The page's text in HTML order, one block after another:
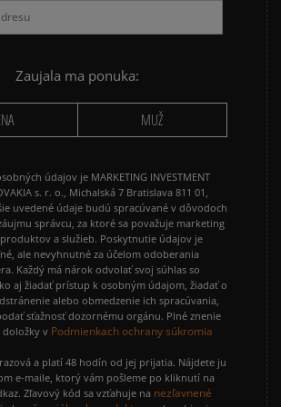
NIKE SHOX
REEBOK CLASSIC
VANS SK8
Zaujala ma ponuka:
MUŽ
údajov je MARKETING INVESTMENT
s. r. o., Michalská 7 Bratislava 811 01,
uvedené údaje budú spracúvané v dôvodoch
správcu, za ktoré sa považuje marketing
a služieb. Poskytnutie údajov je
ale nevyhnutné za účelom odoberania
Každý má nárok odvolať svoj súhlas so
aj žiadať prístup k osobným údajom, žiadať o
alebo obmedzenie ich spracúvania,
sťažnosť dozornému orgánu. Plné znenie
v Podmienkach ochrany súkromia
a platí 48 hodín od jej prijatia. Nájdete ju
e-maile, ktorý vám pošleme po kliknutí na
Zľavový kód sa vzťahuje na nezľavnené